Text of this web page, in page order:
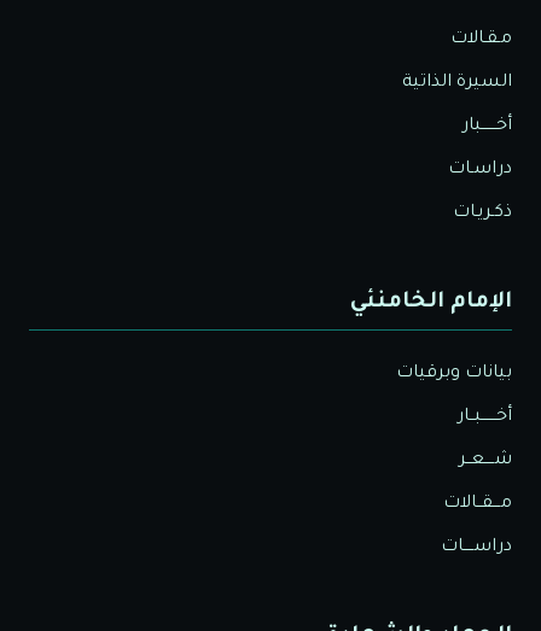
مـقـالات
السيرة الذاتية
أخــــــبار
دراسـات
ذكـريـات
الإمام الخامنئي
بيانات وبرقيات
أخــــــبــار
شــــعــر
مـــقــالات
دراســــات